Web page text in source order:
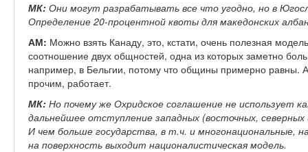
МК: Они могут разрабатывать все что угодно, но в
Определение 20-процентной квоты для македонских
АМ: Можно взять Канаду, это, кстати, очень полезная
соотношение двух общностей, одна из которых заметно
например, в Бельгии, потому что общины примерно равны.
прочим, работает.
МК: Но почему же Охридское соглашение не использует
дальнейшее отступление западных (восточных,
И чем больше государства, в т.ч. и многонациональные,
на поверхность выходит националистическая модель.